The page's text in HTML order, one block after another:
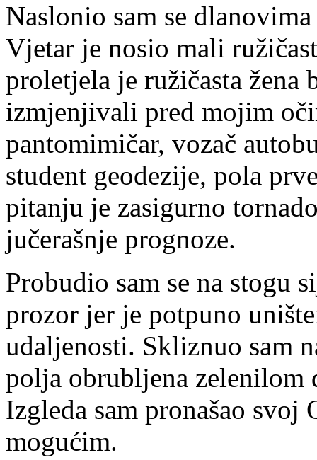
Naslonio sam se
Vjetar je nosio mali
proletjela je ružičasta žena
izmjenjivali pred mojim
pantomimičar, vozač
student geodezije, pola
pitanju je zasigurno
jučerašnje prognoze.
Probudio sam se na stogu
prozor jer je potpuno
udaljenosti. Skliznuo sam
polja obrubljena zelenilom
Izgleda sam pronašao svoj
mogućim.